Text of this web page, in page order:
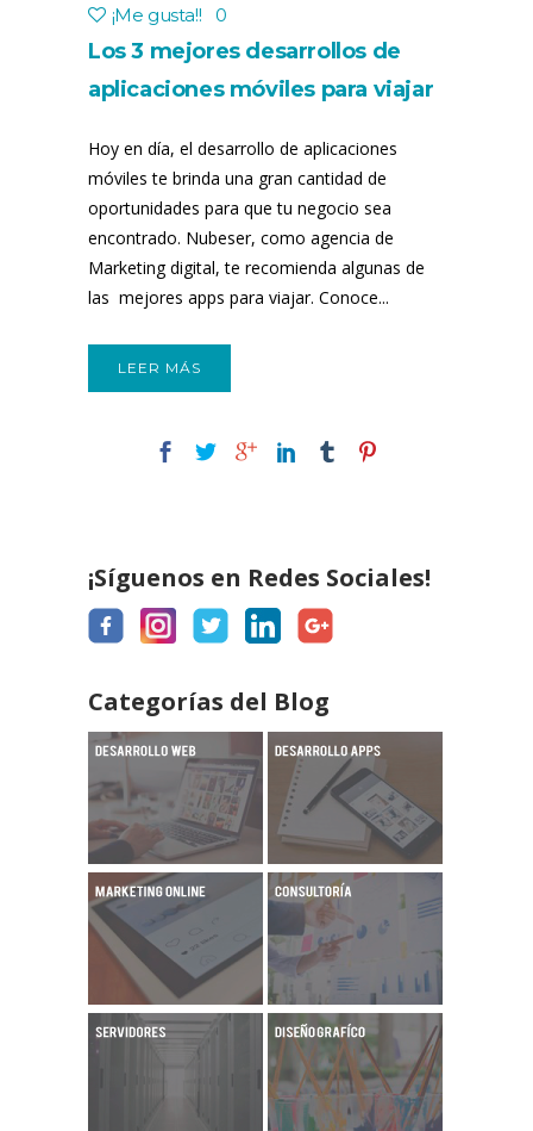
¡Me gusta!! 0
Los 3 mejores desarrollos de
aplicaciones móviles para viajar
Hoy en día, el desarrollo de aplicaciones
móviles te brinda una gran cantidad de
oportunidades para que tu negocio sea
encontrado. Nubeser, como agencia de
Marketing digital, te recomienda algunas de
las mejores apps para viajar. Conoce...
LEER MÁS
¡Síguenos en Redes Sociales!
Categorías del Blog